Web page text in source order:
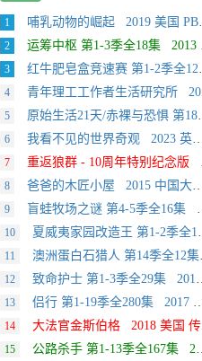
1 哺乳动物的崛起 2019 美国 PBS 自然类纪录片
2 运筹中枢 第1-3季全18集 2013 美国 Discovery 科学类纪录片
3 红牛肥皂盒竞速赛 第1-2季全12集 2025 美国 Discovery 运动类纪录片
4 青年理工工作者生活研究所 2022 中国大陆 社会生活类纪录片
5 原始生活21天/赤裸与恐惧 第18季全12集 2025 美国 Discovery 真人秀&舞台类纪录片
6 我看不见的世界奇观 2023 英国 旅行类纪录片
7 重返狼群 - 10周年特别纪念版 2021 中国大陆 自然类纪录片
8 爸爸的木匠小屋 2015 中国大陆 社会生活类纪录片
9 盲蛙牧场之谜 第4-5季全16集 2025 美国 Discovery 探索类纪录片
10 夏威夷家园改造王 第1-2季全18集 2024 美国 HGTV 真人秀&舞台类纪录片
11 澳洲蛋白石猎人 第14季全12集 2025 美国 Discovery 真人秀&舞台类纪录片
12 致命护士 第1-3季全29集 2016 英国 传记类纪录片
13 侣行 第1-19季全280集 2017 中国大陆 旅行类纪录片
14 大法官金斯伯格 2018 美国 传记类纪录片
15 公路杀手 第1-13季全167集 2012 美国 真人秀&舞台类纪录片